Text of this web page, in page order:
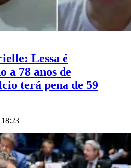
Lessa é
a 78 anos de
terá pena de 59